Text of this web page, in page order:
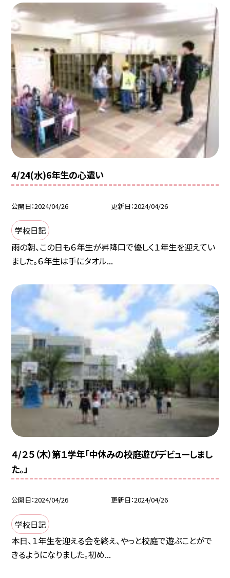
4/24(水)6年生の心遣い
公開日 2024/04/26 更新日 2024/04/26
学校日記
雨の朝、この日も６年生が昇降口で優しく１年生を迎えてい
ました。６年生は手にタオル...
４/２５（木）第１学年「中休みの校庭遊びデビューしまし
た。」
公開日 2024/04/26 更新日 2024/04/26
学校日記
本日、１年生を迎える会を終え、やっと校庭で遊ぶことがで
きるようになりました。初め...